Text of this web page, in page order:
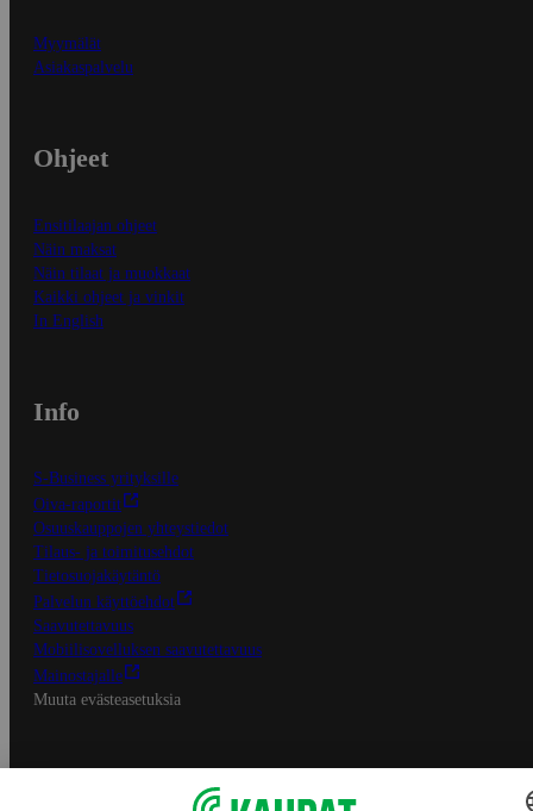
Myymälät
Asiakaspalvelu
Ohjeet
Ensitilaajan ohjeet
Näin maksat
Näin tilaat ja muokkaat
Kaikki ohjeet ja vinkit
In English
Info
S-Business yrityksille
Oiva-raportit
Osuuskauppojen yhteystiedot
Tilaus- ja toimitusehdot
Tietosuojakäytäntö
Palvelun käyttöehdot
Saavutettavuus
Mobiilisovelluksen saavutettavuus
Mainostajalle
Muuta evästeasetuksia
S-ryhmän palvelut